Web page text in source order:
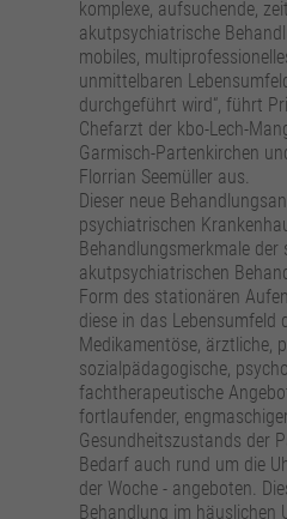
komplexe, aufsuchende,
akutpsychiatrische
mobiles,
unmittelbaren
durchgeführt wird“, führt
Chefarzt der kbo-Lech-
Garmisch-Partenkirchen
Florrian Seemüller aus.
Dieser neue
psychiatrischen
Behandlungsmerkmale der
akutpsychiatrischen
Form des stationären
diese in das Lebensumfeld
Medikamentöse, ärztliche,
sozialpädagogische,
fachtherapeutische
fortlaufender,
Gesundheitszustands der
Bedarf auch rund um die
der Woche - angeboten.
Behandlung im häuslichen